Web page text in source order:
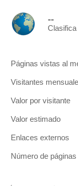
--
Clasifica
Páginas vistas al
Visitantes
Valor por visitante
Valor estimado
Enlaces externos
Número de páginas